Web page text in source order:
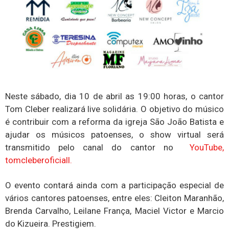
Neste sábado, dia 10 de abril as 19:00 horas, o cantor
Tom Cleber realizará live solidária. O objetivo do músico
é contribuir com a reforma da igreja São João Batista e
ajudar os músicos patoenses, o show virtual será
transmitido pelo canal do cantor no YouTube,
tomcleberoficiall.
O evento contará ainda com a participação especial de
vários cantores patoenses, entre eles: Cleiton Maranhão,
Brenda Carvalho, Leilane França, Maciel Victor e Marcio
do Kizueira. Prestigiem.